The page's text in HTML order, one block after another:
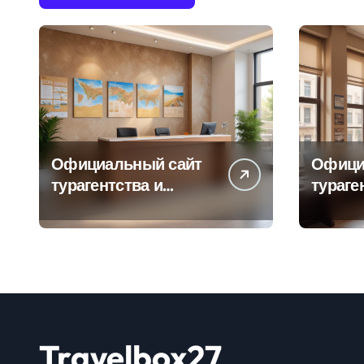
Официальный сайт
турагентства и
информация об
офисе продаж